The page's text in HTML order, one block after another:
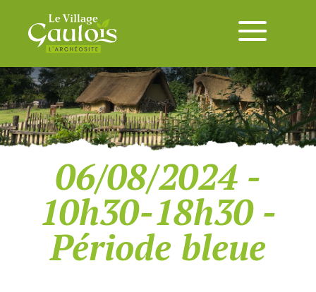
06/08/2024 -
10h30-18h30 -
Période bleue